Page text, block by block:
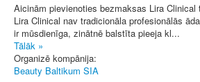
Aicinām pievienoties bezmaksas Lira
Lira Clinical nav tradicionāla profesionālās
ir mūsdienīga, zinātnē balstīta pieeja kl...
Tālāk »
Organizē kompānija:
Beauty Baltikum SIA